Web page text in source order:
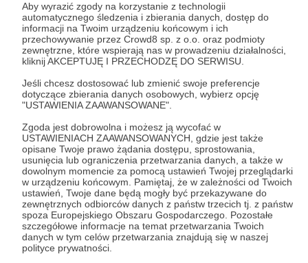
Aby wyrazić zgody na korzystanie z technologii
automatycznego śledzenia i zbierania danych, dostęp do
informacji na Twoim urządzeniu końcowym i ich
przechowywanie przez Crowd8 sp. z o.o. oraz podmioty
zewnętrzne, które wspierają nas w prowadzeniu działalności,
kliknij AKCEPTUJĘ I PRZECHODZĘ DO SERWISU.
Jeśli chcesz dostosować lub zmienić swoje preferencje
dotyczące zbierania danych osobowych, wybierz opcję
"USTAWIENIA ZAAWANSOWANE".
Zgoda jest dobrowolna i możesz ją wycofać w
USTAWIENIACH ZAAWANSOWANYCH, gdzie jest także
opisane Twoje prawo żądania dostępu, sprostowania,
usunięcia lub ograniczenia przetwarzania danych, a także w
dowolnym momencie za pomocą ustawień Twojej przeglądarki
w urządzeniu końcowym. Pamiętaj, że w zależności od Twoich
ustawień, Twoje dane będą mogły być przekazywane do
zewnętrznych odbiorców danych z państw trzecich tj. z państw
spoza Europejskiego Obszaru Gospodarczego. Pozostałe
szczegółowe informacje na temat przetwarzania Twoich
danych w tym celów przetwarzania znajdują się w naszej
polityce prywatności.
Dołącz do grona Patronów!
Wesprzyj działalność AutoraRadio Rebeliantjuż
teraz!
Zostań Patronem